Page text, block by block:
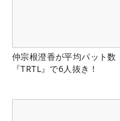
仲宗根澄香が平均パット数
『TRTL』で6人抜き！